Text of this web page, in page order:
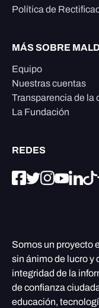
Política de
MÁS SOBRE
Equipo
Nuestras cuentas
Transparencia de la
La Fundación
REDES
Somos un proyecto
sin ánimo de lucro y
integridad de la
de confianza
educación,